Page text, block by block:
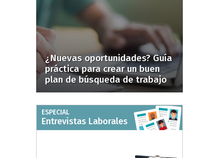
¿Nuevas oportunidades? Guía
práctica para crear un buen
plan de búsqueda de trabajo
ESPECIAL
Entrevistas Laborales